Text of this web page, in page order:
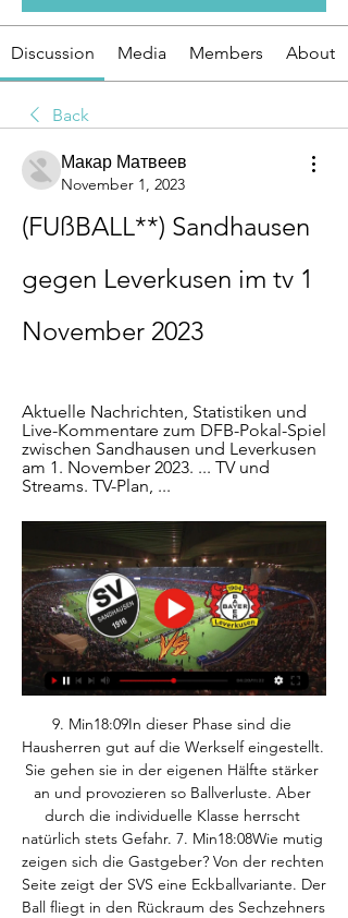
Discussion Media Members About
Back
Макар Матвеев
November 1, 2023
(FUßBALL**) Sandhausen
gegen Leverkusen im tv 1
November 2023
Aktuelle Nachrichten, Statistiken und
Live-Kommentare zum DFB-Pokal-Spiel
zwischen Sandhausen und Leverkusen
am 1. November 2023. ... TV und
Streams. TV-Plan, ...
9. Min18:09In dieser Phase sind die
Hausherren gut auf die Werkself eingestellt.
Sie gehen sie in der eigenen Hälfte stärker
an und provozieren so Ballverluste. Aber
durch die individuelle Klasse herrscht
natürlich stets Gefahr. 7. Min18:08Wie mutig
zeigen sich die Gastgeber? Von der rechten
Seite zeigt der SVS eine Eckballvariante. Der
Ball fliegt in den Rückraum des Sechzehners